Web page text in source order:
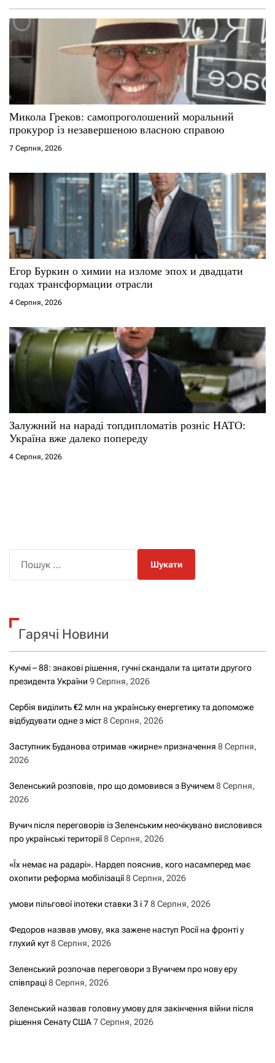
Микола Греков: самопроголошений моральний
прокурор із незавершеною власною справою
7 Серпня, 2026
Егор Буркин о химии на изломе эпох и двадцати
годах трансформации отрасли
4 Серпня, 2026
Залужний на нараді топдипломатів розніс НАТО:
Україна вже далеко попереду
4 Серпня, 2026
к
Гарячі Новини
Кучмі – 88: знакові рішення, гучні скандали та цитати другого
президента України 9 Серпня, 2026
Сербія виділить €2 млн на українську енергетику та допоможе
відбудувати одне з міст8 Серпня, 2026
Заступник Буданова отримав «жирне» призначення 8 Серпня,
2026
Зеленський розповів, про що домовився з Вучичем8 Серпня,
2026
Вучич після переговорів із Зеленським неочікувано висловився
про українські території8 Серпня, 2026
«Їх немає на радарі». Нардеп пояснив, кого насамперед має
охопити реформа мобілізації8 Серпня, 2026
умови пільгової іпотеки ставки 3 і 78 Серпня, 2026
Федоров назвав умову, яка зажене наступ Росії на фронті у
глухий кут8 Серпня, 2026
Зеленський розпочав переговори з Вучичем про нову еру
співпраці8 Серпня, 2026
Зеленський назвав головну умову для закінчення війни після
рішення Сенату США7 Серпня, 2026